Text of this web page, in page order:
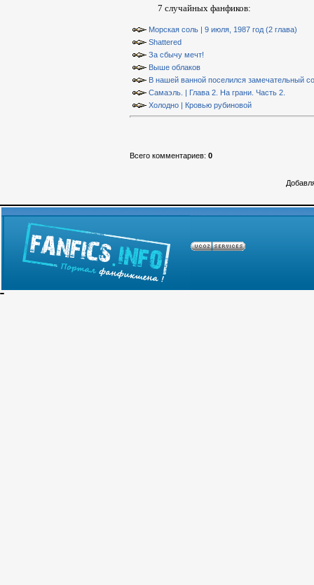
7 случайных фанфиков:
Морская соль | 9 июля, 1987 год (2 глава)
Shattered
За сбычу мечт!
Выше облаков
В нашей ванной поселился замечательный
Самаэль. | Глава 2. На грани. Часть 2.
Холодно | Кровью рубиновой
Всего комментариев: 0